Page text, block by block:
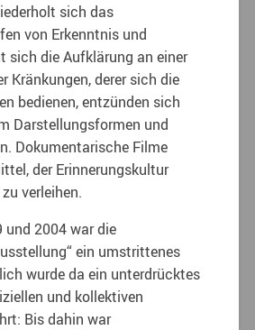
sich das
von Erkenntnis und
sich die Aufklärung an einer
Kränkungen, derer sich die
bedienen, entzünden sich
Darstellungsformen und
Dokumentarische Filme
der Erinnerungskultur
verleihen.
und 2004 war die
ein umstrittenes
wurde da ein unterdrücktes
und kollektiven
Bis dahin war